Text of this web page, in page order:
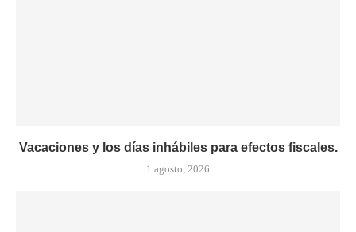
Vacaciones y los días inhábiles para efectos fiscales.
1 agosto, 2026